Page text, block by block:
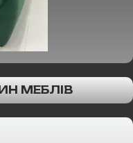
МЕБЛІВ